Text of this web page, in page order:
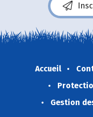
Accueil
Gestion